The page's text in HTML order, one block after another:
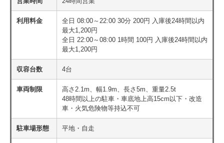
利用料金
全日 08:00～22:00 30分 200円 入庫後24時間以内
最大1,200円
全日 22:00～08:00 1時間 100円 入庫後24時間以内
最大1,200円
収容台数 4台
車両制限
高さ2.1m、幅1.9m、長さ5m、重量2.5t
48時間以上の駐車・車底地上高15cm以下・改造
車・火気危険物等持込不可
駐車場形態 平地・自走